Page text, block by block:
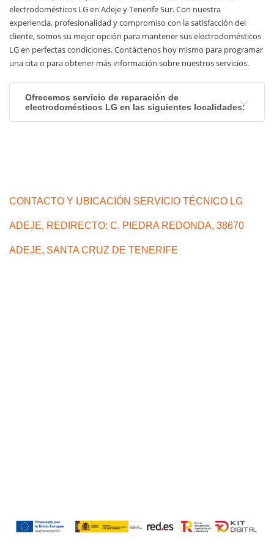
electrodomésticos LG en Adeje y Tenerife Sur. Con nuestra
experiencia, profesionalidad y compromiso con la satisfacción del
cliente, somos su mejor opción para mantener sus electrodomésticos
LG en perfectas condiciones. Contáctenos hoy mismo para programar
una cita o para obtener más información sobre nuestros servicios.
Ofrecemos servicio de reparación de
electrodomésticos LG en las siguientes localidades:
CONTACTO Y UBICACIÓN SERVICIO TÉCNICO LG
ADEJE, REDIRECTO: C. PIEDRA REDONDA, 38670
ADEJE, SANTA CRUZ DE TENERIFE